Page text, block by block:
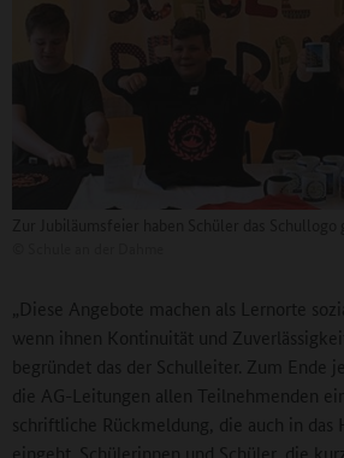
„Diese Angebote machen als Lernorte
wenn ihnen Kontinuität und
begründet das der Schulleiter. Zum Ende
die AG-Leitungen allen Teilnehmenden
schriftliche Rückmeldung, die auch in das
eingeht. Schülerinnen und Schüler, die